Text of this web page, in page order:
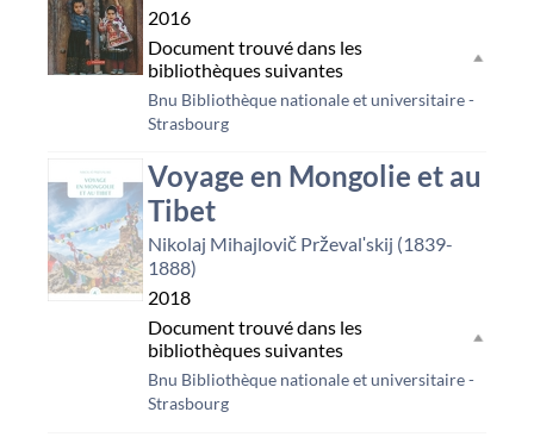
2016
Document trouvé dans les
bibliothèques suivantes
Bnu Bibliothèque nationale et universitaire -
Strasbourg
Voyage en Mongolie et au
Tibet
Nikolaj Mihajlovič Prževalʹskij (1839-
1888)
2018
Document trouvé dans les
bibliothèques suivantes
Bnu Bibliothèque nationale et universitaire -
Strasbourg